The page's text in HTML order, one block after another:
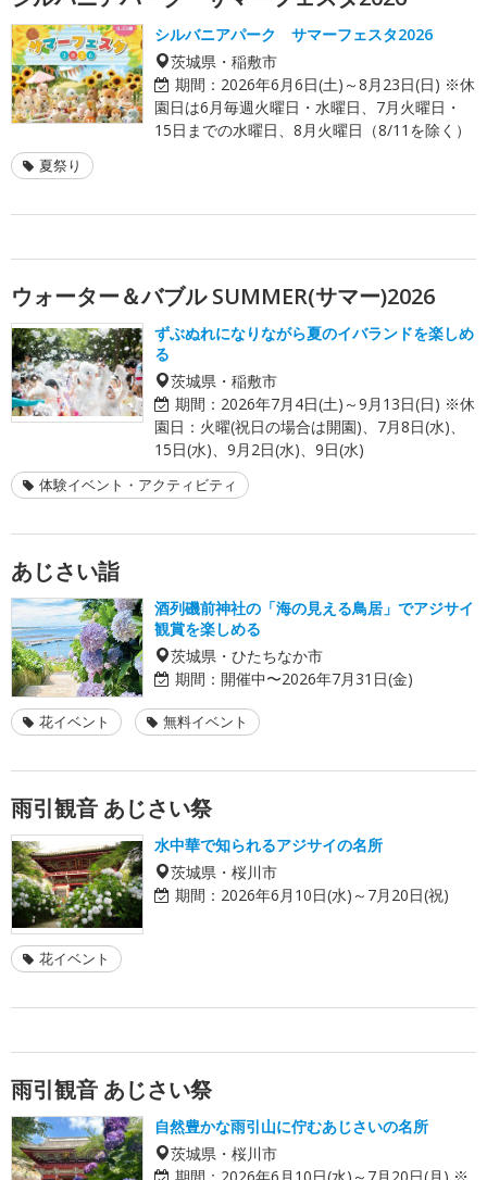
シルバニアパーク サマーフェスタ2026
茨城県・稲敷市
期間： 2026年6月6日(土)～8月23日(日) ※休
園日は6月毎週火曜日・水曜日、7月火曜日・
15日までの水曜日、8月火曜日（8/11を除く）
夏祭り
ウォーター＆バブル SUMMER(サマー)2026
ずぶぬれになりながら夏のイバランドを楽しめ
る
茨城県・稲敷市
期間： 2026年7月4日(土)～9月13日(日) ※休
園日：火曜(祝日の場合は開園)、7月8日(水)、
15日(水)、9月2日(水)、9日(水)
体験イベント・アクティビティ
あじさい詣
酒列磯前神社の「海の見える鳥居」でアジサイ
観賞を楽しめる
茨城県・ひたちなか市
期間： 開催中〜2026年7月31日(金)
花イベント 無料イベント
雨引観音 あじさい祭
水中華で知られるアジサイの名所
茨城県・桜川市
期間： 2026年6月10日(水)～7月20日(祝)
花イベント
雨引観音 あじさい祭
自然豊かな雨引山に佇むあじさいの名所
茨城県・桜川市
期間： 2026年6月10日(水)～7月20日(月) ※